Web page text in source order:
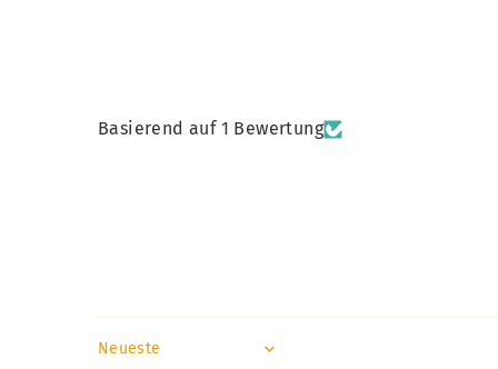
Basierend auf 1 Bewertung
Sort by